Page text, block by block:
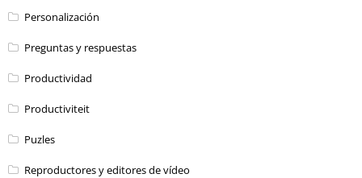
Personalización
Preguntas y respuestas
Productividad
Productiviteit
Puzles
Reproductores y editores de vídeo